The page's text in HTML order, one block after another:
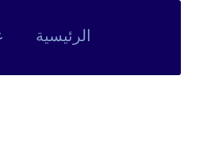
الرئيسية